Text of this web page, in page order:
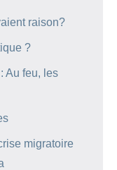
raison?
?
Au feu, les
migratoire